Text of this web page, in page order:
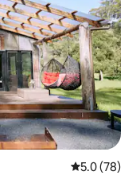
レビュー78
5.0 (78)